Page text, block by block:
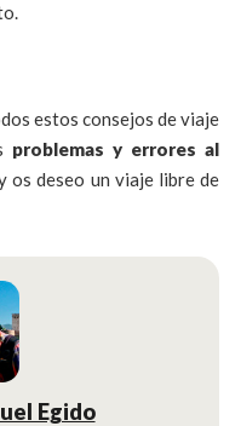
estos consejos de viaje
problemas y errores al
os deseo un viaje libre de
Egido